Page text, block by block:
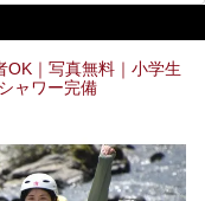
OK｜写真無料｜小学生
ャワー完備